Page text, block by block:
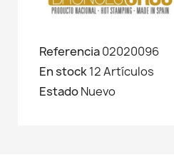
Referencia02020096
En stock12 Artículos
EstadoNuevo